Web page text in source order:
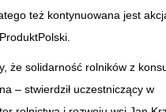
też kontynuowana jest
że solidarność rolników z
– stwierdził uczestniczący w